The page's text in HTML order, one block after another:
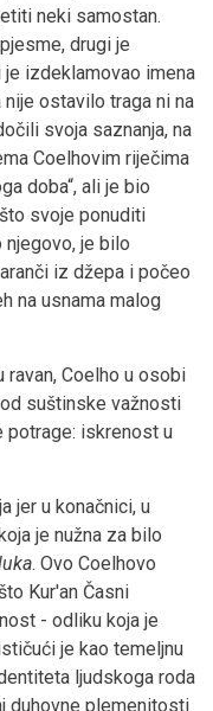
neki samostan.
drugi je
izdeklamovao imena
ostavilo traga ni na
svoja saznanja, na
Coelhovim riječima
doba“, ali je bio
svoje ponuditi
njegovo, je bilo
iz džepa i počeo
na usnama malog
ravan, Coelho u osobi
suštinske važnosti
potrage: iskrenost u
jer u konačnici, u
je nužna za bilo
. Ovo Coelhovo
Kur'an Časni
- odliku koja je
je kao temeljnu
ljudskoga roda
duhovne plemenitosti